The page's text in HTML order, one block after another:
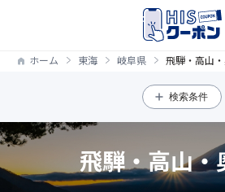
ホーム 東海 岐阜県 飛騨・高山
検索条件
飛騨・高山・